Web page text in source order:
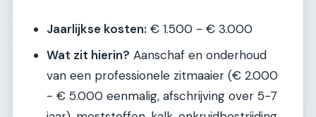
Jaarlijkse kosten: € 1.500 - € 3.000
Wat zit hierin? Aanschaf en onderhoud
van een professionele zitmaaier (€ 2.000
- € 5.000 eenmalig, afschrijving over 5-7